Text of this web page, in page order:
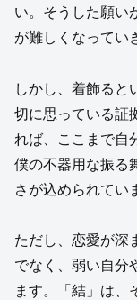
い。そうした願い
が難しくなってい
しかし、着飾ると
切に思っている証
れば、ここまで自
僕の不器用な振る
さが込められてい
ただし、恋愛が深
でなく、弱い自分
ます。「結」は、